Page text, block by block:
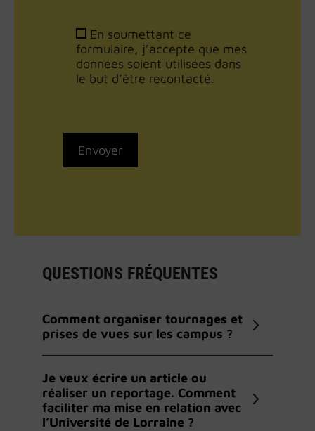
En soumettant ce
formulaire, j’accepte que mes
données soient utilisées dans
le but d’être recontacté.
QUESTIONS FRÉQUENTES
Comment organiser tournages et
prises de vues sur les campus ?
Je veux écrire un article ou
réaliser un reportage. Comment
faciliter ma mise en relation avec
l’Université de Lorraine ?